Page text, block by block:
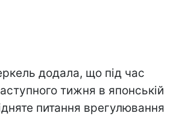
додала, що під час
тижня в японській
питання врегулювання